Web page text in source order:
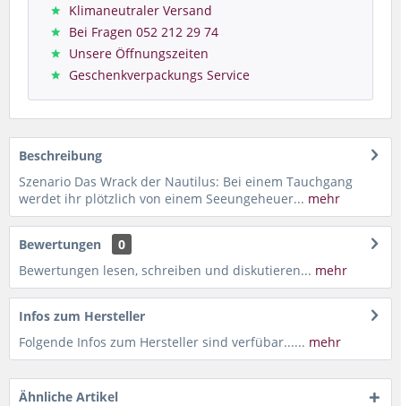
Klimaneutraler Versand
Bei Fragen 052 212 29 74
Unsere Öffnungszeiten
Geschenkverpackungs Service
Beschreibung
Szenario Das Wrack der Nautilus: Bei einem Tauchgang
werdet ihr plötzlich von einem Seeungeheuer... mehr
Bewertungen
0
Bewertungen lesen, schreiben und diskutieren... mehr
Infos zum Hersteller
Folgende Infos zum Hersteller sind verfübar...... mehr
Ähnliche Artikel